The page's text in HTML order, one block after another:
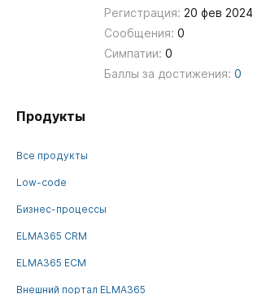
Регистрация: 20 фев 2024
Сообщения: 0
Симпатии: 0
Баллы за достижения: 0
Продукты
Все продукты
Low-code
Бизнес-процессы
ELMA365 CRM
ELMA365 ECM
Внешний портал ELMA365